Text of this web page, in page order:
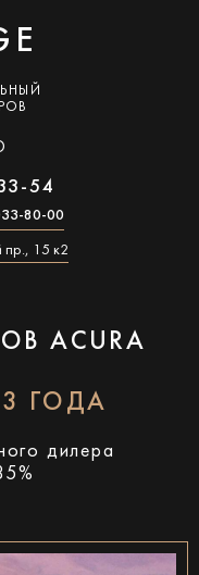
54
80-00
пр., 15 к2
ACURA
ГОДА
дилера